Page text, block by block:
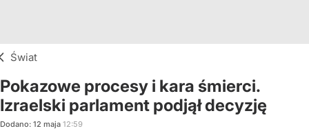
Świat
Pokazowe procesy i kara śmierci.
Izraelski parlament podjął decyzję
Dodano: 12 maja 12:59